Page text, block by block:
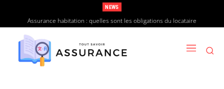
NEWS
Assurance habitation : quelles sont les obligations du locataire